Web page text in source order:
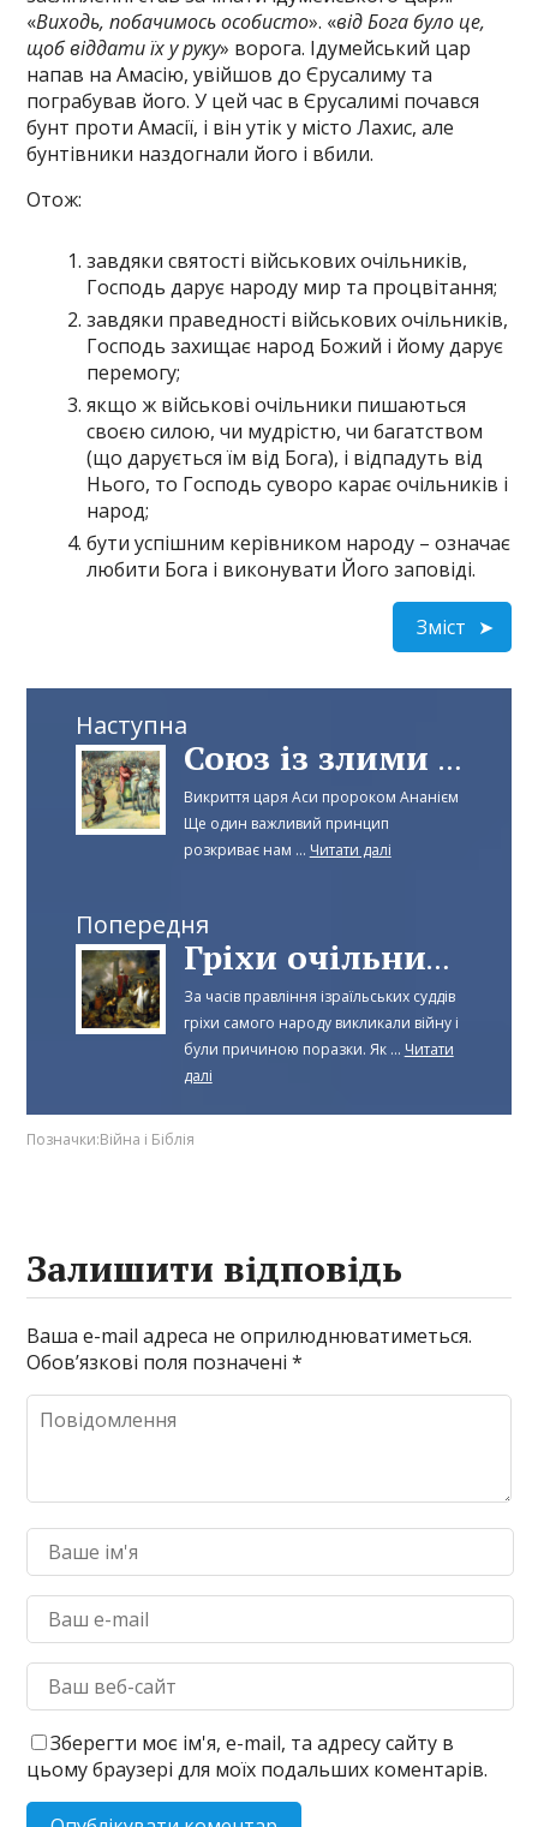
«Виходь, побачимось особисто». «від Бога було це,
щоб віддати їх у руку» ворога. Ідумейський цар
напав на Амасію, увійшов до Єрусалиму та
пограбував його. У цей час в Єрусалимі почався
бунт проти Амасії, і він утік у місто Лахис, але
бунтівники наздогнали його і вбили.
Отож:
завдяки святості військових очільників,
Господь дарує народу мир та процвітання;
завдяки праведності військових очільників,
Господь захищає народ Божий і йому дарує
перемогу;
якщо ж військові очільники пишаються
своєю силою, чи мудрістю, чи багатством
(що дарується їм від Бога), і відпадуть від
Нього, то Господь суворо карає очільників і
народ;
бути успішним керівником народу – означає
любити Бога і виконувати Його заповіді.
Зміст
Наступна
Союз із злими і безбожними приносить зло
Викриття царя Аси пророком Ананієм
Ще один важливий принцип
розкриває нам ... Читати далі
Попередня
Гріхи очільників народу є причиною поразки на війні
За часів правління ізраїльських суддів
гріхи самого народу викликали війну і
були причиною поразки. Як ... Читати
далі
Позначки:Війна і Біблія
Залишити відповідь
Ваша e-mail адреса не оприлюднюватиметься.
Обов’язкові поля позначені*
Зберегти моє ім'я, e-mail, та адресу сайту в
цьому браузері для моїх подальших коментарів.